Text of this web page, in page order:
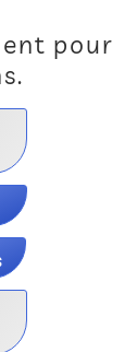
pour